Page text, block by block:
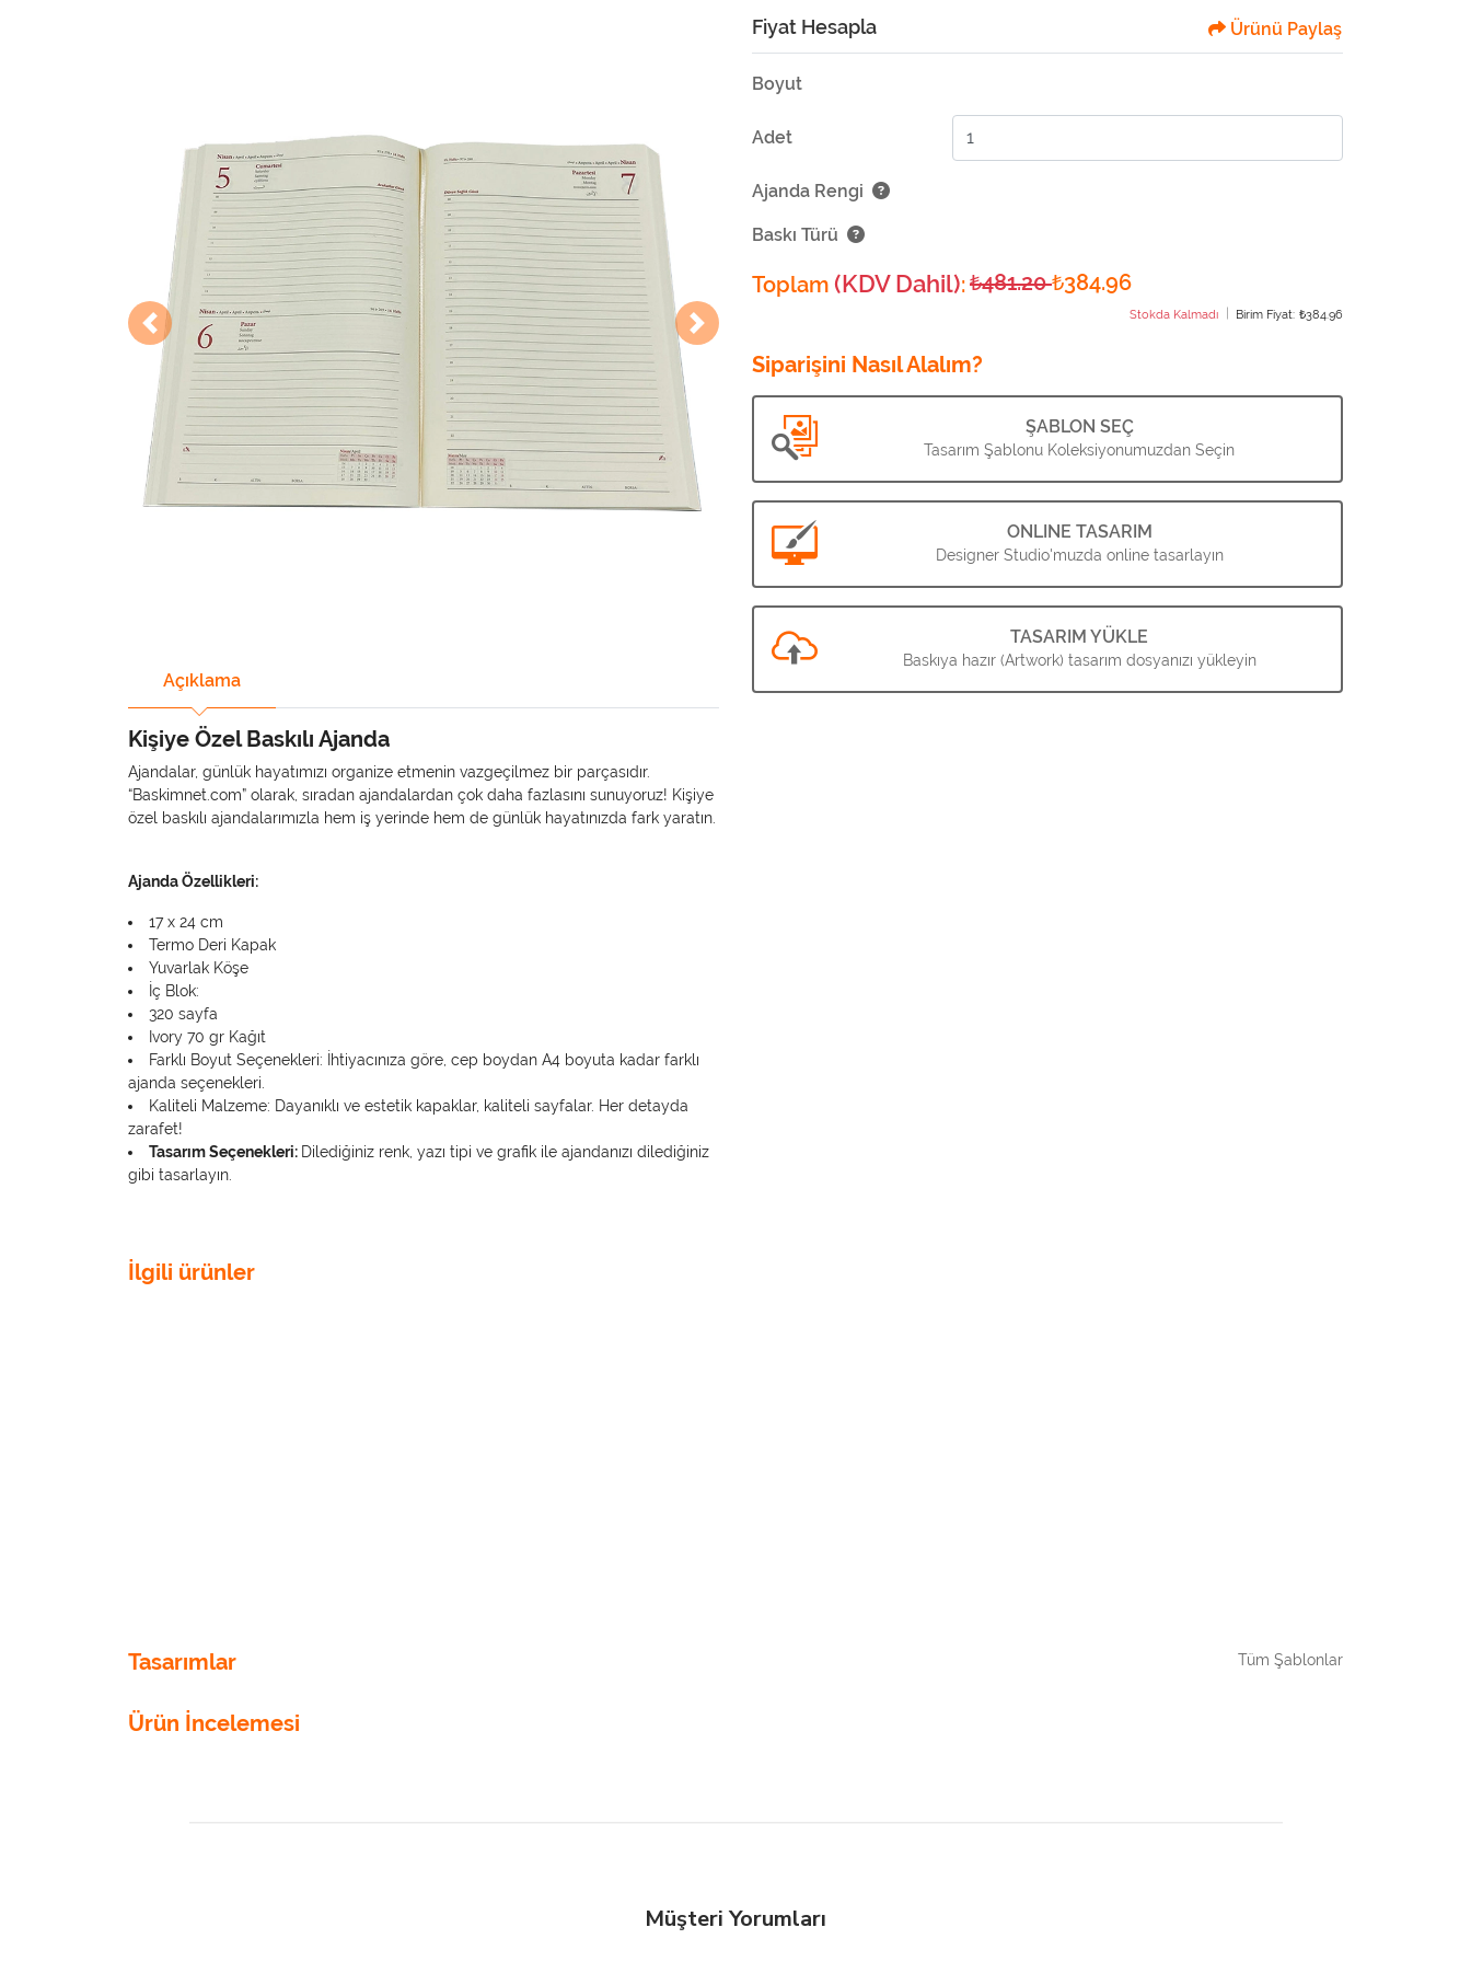
Açıklama
Kişiye Özel Baskılı Ajanda
Ajandalar, günlük hayatımızı organize etmenin vazgeçilmez bir parçasıdır.
“Baskimnet.com” olarak, sıradan ajandalardan çok daha fazlasını sunuyoruz! Kişiye
özel baskılı ajandalarımızla hem iş yerinde hem de günlük hayatınızda fark yaratın.
Ajanda Özellikleri:
17 x 24 cm
Termo Deri Kapak
Yuvarlak Köşe
İç Blok:
320 sayfa
Ivory 70 gr Kağıt
Farklı Boyut Seçenekleri: İhtiyacınıza göre, cep boydan A4 boyuta kadar farklı
ajanda seçenekleri.
Kaliteli Malzeme: Dayanıklı ve estetik kapaklar, kaliteli sayfalar. Her detayda
zarafet!
Tasarım Seçenekleri: Dilediğiniz renk, yazı tipi ve grafik ile ajandanızı dilediğiniz
gibi tasarlayın.
Fiyat Hesapla Ürünü Paylaş
Boyut
Adet
Ajanda Rengi
Baskı Türü
Toplam (KDV Dahil):₺481.20₺384.96
Stokda Kalmadı Birim Fiyat: ₺384.96
Siparişini Nasıl Alalım?
ŞABLON SEÇ
Tasarım Şablonu Koleksiyonumuzdan Seçin
ONLINE TASARIM
Designer Studio'muzda online tasarlayın
TASARIM YÜKLE
Baskıya hazır (Artwork) tasarım dosyanızı yükleyin
İlgili ürünler
Tüm Şablonlar
Tasarımlar
Ürün İncelemesi
Müşteri Yorumları